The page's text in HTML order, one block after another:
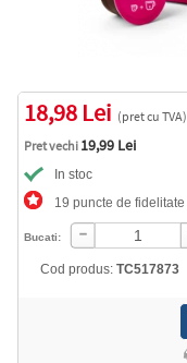
18,98 Lei (pret cu TVA)
Pret vechi 19,99 Lei
In stoc
19 puncte de fidelitate
Bucati:
Cod produs: TC517873